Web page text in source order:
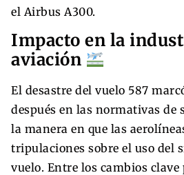
el Airbus A300.
Impacto en la
aviación
El desastre del vuelo 587
después en las normativas de
la manera en que las
tripulaciones sobre el uso del
vuelo. Entre los cambios clave